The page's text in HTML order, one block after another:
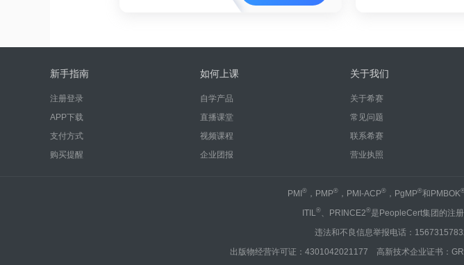
新手指南
注册登录
APP下载
支付方式
购买提醒
如何上课
自学产品
直播课堂
视频课程
企业团报
关于我们
关于希赛
常见问题
联系希赛
营业执照
PMI®，PMP®，PMI-ACP®，PgMP®和PMBOK
ITIL®、PRINCE2®是PeopleCert集团的注
违法和不良信息举报电话：
出版物经营许可证：4301042021177 高新技术企业证书：